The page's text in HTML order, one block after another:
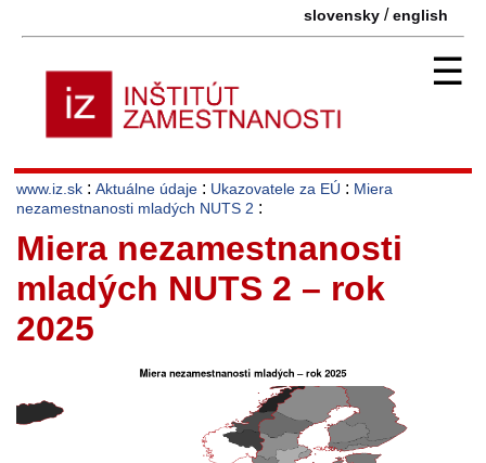
slovensky /english
☰
www.iz.sk : Aktuálne údaje : Ukazovatele za EÚ : Miera
nezamestnanosti mladých NUTS 2 :
Miera nezamestnanosti
mladých NUTS 2 – rok
2025